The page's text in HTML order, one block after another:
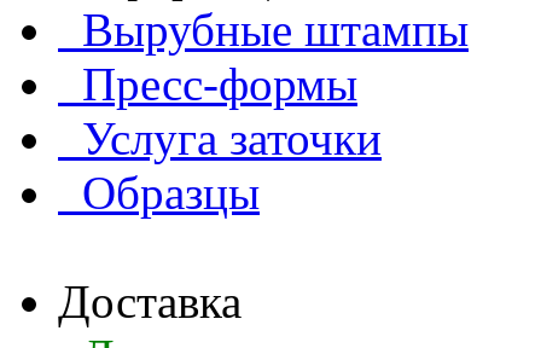
Вырубные штампы
Пресс-формы
Услуга заточки
Образцы
Доставка